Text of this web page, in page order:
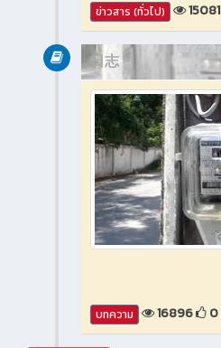
ข่าวสาร (ทั่วไป) 15081
日志
บทความ 16896 0